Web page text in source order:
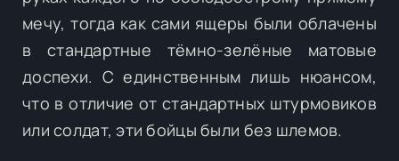
мечу, тогда как сами ящеры были облачены
в стандартные тёмно-зелёные матовые
доспехи. С единственным лишь нюансом,
что в отличие от стандартных штурмовиков
или солдат, эти бойцы были без шлемов.